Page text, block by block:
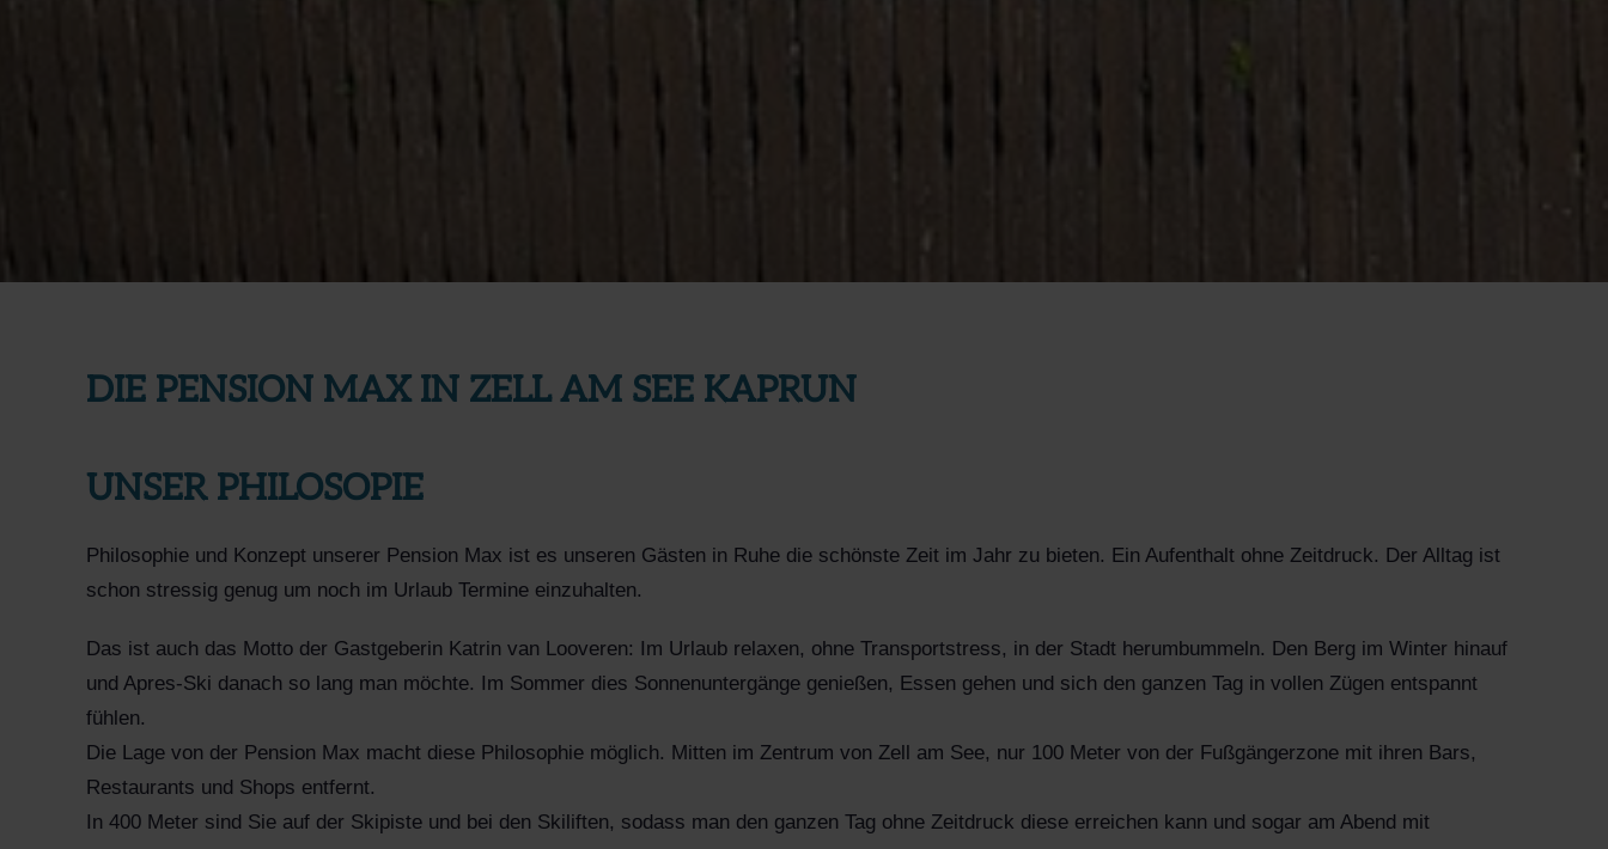
DIE PENSION MAX IN ZELL AM SEE KAPRUN
UNSER PHILOSOPIE
Philosophie und Konzept unserer Pension Max ist es unseren Gästen in Ruhe die schönste Zeit im Jahr zu bieten. Ein Aufenthalt ohne Zeitdruck. Der Alltag ist
schon stressig genug um noch im Urlaub Termine einzuhalten.
Das ist auch das Motto der Gastgeberin Katrin van Looveren: Im Urlaub relaxen, ohne Transportstress, in der Stadt herumbummeln. Den Berg im Winter hinauf
und Apres-Ski danach so lang man möchte. Im Sommer dies Sonnenuntergänge genießen, Essen gehen und sich den ganzen Tag in vollen Zügen entspannt
fühlen.
Die Lage von der Pension Max macht diese Philosophie möglich. Mitten im Zentrum von Zell am See, nur 100 Meter von der Fußgängerzone mit ihren Bars,
Restaurants und Shops entfernt.
In 400 Meter sind Sie auf der Skipiste und bei den Skiliften, sodass man den ganzen Tag ohne Zeitdruck diese erreichen kann und sogar am Abend mit